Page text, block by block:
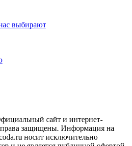
выбирают
сайт и интернет-
защищены. Информация на
носит исключительно